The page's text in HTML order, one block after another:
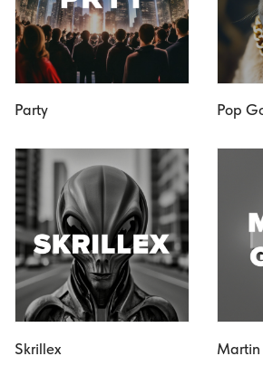
Party Pop
Skrillex